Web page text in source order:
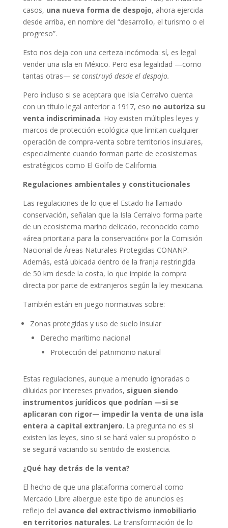
casos, una nueva forma de despojo, ahora ejercida
desde arriba, en nombre del “desarrollo, el turismo o el
progreso”.
Esto nos deja con una certeza incómoda: sí, es legal
vender una isla en México. Pero esa legalidad —como
tantas otras— se construyó desde el despojo.
Pero incluso si se aceptara que Isla Cerralvo cuenta
con un título legal anterior a 1917, eso no autoriza su
venta indiscriminada. Hoy existen múltiples leyes y
marcos de protección ecológica que limitan cualquier
operación de compra-venta sobre territorios insulares,
especialmente cuando forman parte de ecosistemas
estratégicos como El Golfo de California.
Regulaciones ambientales y constitucionales
Las regulaciones de lo que el Estado ha llamado
conservación, señalan que la Isla Cerralvo forma parte
de un ecosistema marino delicado, reconocido como
«área prioritaria para la conservación» por la Comisión
Nacional de Áreas Naturales Protegidas CONANP.
Además, está ubicada dentro de la franja restringida
de 50 km desde la costa, lo que impide la compra
directa por parte de extranjeros según la ley mexicana.
También están en juego normativas sobre:
Zonas protegidas y uso de suelo insular
Derecho marítimo nacional
Protección del patrimonio natural
Estas regulaciones, aunque a menudo ignoradas o
diluidas por intereses privados, siguen siendo
instrumentos jurídicos que podrían —si se
aplicaran con rigor— impedir la venta de una isla
entera a capital extranjero. La pregunta no es si
existen las leyes, sino si se hará valer su propósito o
se seguirá vaciando su sentido de existencia.
¿Qué hay detrás de la venta?
El hecho de que una plataforma comercial como
Mercado Libre albergue este tipo de anuncios es
reflejo del avance del extractivismo inmobiliario
en territorios naturales. La transformación de lo